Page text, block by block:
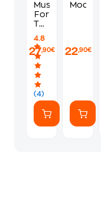
Music
For
The
Gene
4.8
(4)
27,90€
Moanin'
22,90€